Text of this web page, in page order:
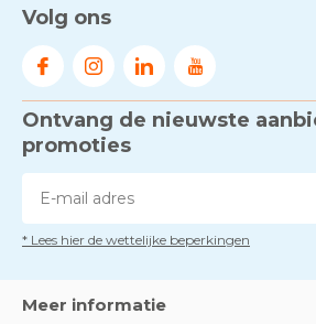
Volg ons
Ontvang de nieuwste
promoties
* Lees hier de wettelijke beperkingen
Meer informatie